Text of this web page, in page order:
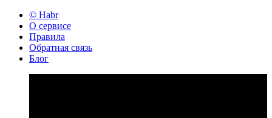
© Habr
О сервисе
Правила
Обратная связь
Блог